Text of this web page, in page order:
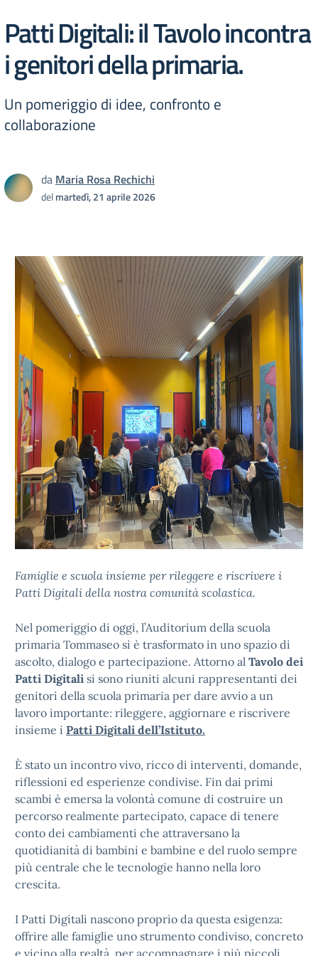
Patti Digitali: il Tavolo incontra
i genitori della primaria.
Un pomeriggio di idee, confronto e
collaborazione
da Maria Rosa Rechichi
delmartedì, 21 aprile 2026
Famiglie e scuola insieme per rileggere e riscrivere i
Patti Digitali della nostra comunità scolastica.
Nel pomeriggio di oggi, l’Auditorium della scuola
primaria Tommaseo si è trasformato in uno spazio di
ascolto, dialogo e partecipazione. Attorno al Tavolo dei
Patti Digitali si sono riuniti alcuni rappresentanti dei
genitori della scuola primaria per dare avvio a un
lavoro importante: rileggere, aggiornare e riscrivere
insieme i Patti Digitali dell’Istituto.
È stato un incontro vivo, ricco di interventi, domande,
riflessioni ed esperienze condivise. Fin dai primi
scambi è emersa la volontà comune di costruire un
percorso realmente partecipato, capace di tenere
conto dei cambiamenti che attraversano la
quotidianità di bambini e bambine e del ruolo sempre
più centrale che le tecnologie hanno nella loro
crescita.
I Patti Digitali nascono proprio da questa esigenza:
offrire alle famiglie uno strumento condiviso, concreto
e vicino alla realtà, per accompagnare i più piccoli